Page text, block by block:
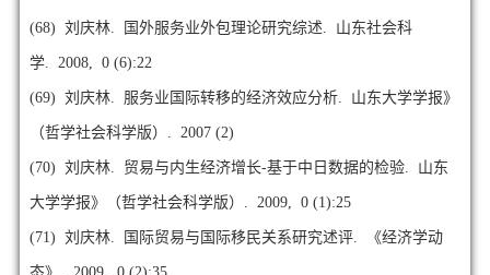
(68) 刘庆林. 国外服务业外包理论研究综述. 山东社会科
学. 2008, 0 (6):22
(69) 刘庆林. 服务业国际转移的经济效应分析. 山东大学学报》
（哲学社会科学版）. 2007 (2)
(70) 刘庆林. 贸易与内生经济增长-基于中日数据的检验. 山东
大学学报》（哲学社会科学版）. 2009, 0 (1):25
(71) 刘庆林. 国际贸易与国际移民关系研究述评. 《经济学动